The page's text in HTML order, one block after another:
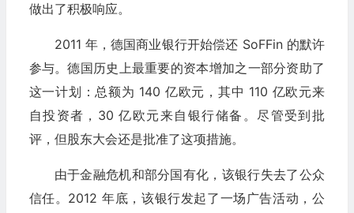
做出了积极响应。
2011 年，德国商业银行开始偿还 SoFFin 的默许
参与。德国历史上最重要的资本增加之一部分资助了
这一计划：总额为 140 亿欧元，其中 110 亿欧元来
自投资者，30 亿欧元来自银行储备。尽管受到批
评，但股东大会还是批准了这项措施。
由于金融危机和部分国有化，该银行失去了公众
信任。2012 年底，该银行发起了一场广告活动，公